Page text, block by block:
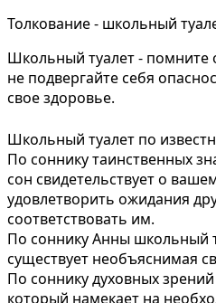
Толкование - школьный
Школьный туалет - помните
не подвергайте себя
свое здоровье.
Школьный туалет по
По соннику таинственных
сон свидетельствует о
удовлетворить ожидания
соответствовать им.
По соннику Анны школьный
существует необъяснимая
По соннику духовных
который намекает на